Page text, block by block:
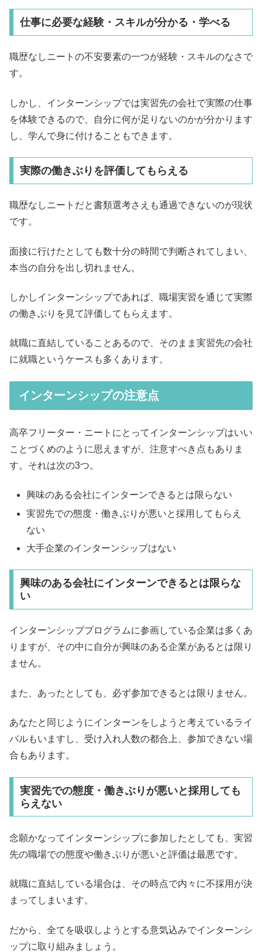
仕事に必要な経験・スキルが分かる・学べる
職歴なしニートの不安要素の一つが経験・スキルのなさで
す。
しかし、インターンシップでは実習先の会社で実際の仕事
を体験できるので、自分に何が足りないのかが分かります
し、学んで身に付けることもできます。
実際の働きぶりを評価してもらえる
職歴なしニートだと書類選考さえも通過できないのが現状
です。
面接に行けたとしても数十分の時間で判断されてしまい、
本当の自分を出し切れません。
しかしインターンシップであれば、職場実習を通じて実際
の働きぶりを見て評価してもらえます。
就職に直結していることあるので、そのまま実習先の会社
に就職というケースも多くあります。
インターンシップの注意点
高卒フリーター・ニートにとってインターンシップはいい
ことづくめのように思えますが、注意すべき点もありま
す。それは次の3つ。
興味のある会社にインターンできるとは限らない
実習先での態度・働きぶりが悪いと採用してもらえ
ない
大手企業のインターンシップはない
興味のある会社にインターンできるとは限らな
い
インターンシッププログラムに参画している企業は多くあ
りますが、その中に自分が興味のある企業があるとは限り
ません。
また、あったとしても、必ず参加できるとは限りません。
あなたと同じようにインターンをしようと考えているライ
バルもいますし、受け入れ人数の都合上、参加できない場
合もあります。
実習先での態度・働きぶりが悪いと採用しても
らえない
念願かなってインターンシップに参加したとしても、実習
先の職場での態度や働きぶりが悪いと評価は最悪です。
就職に直結している場合は、その時点で内々に不採用が決
まってしまいます。
だから、全てを吸収しようとする意気込みでインターンシ
ップに取り組みましょう。